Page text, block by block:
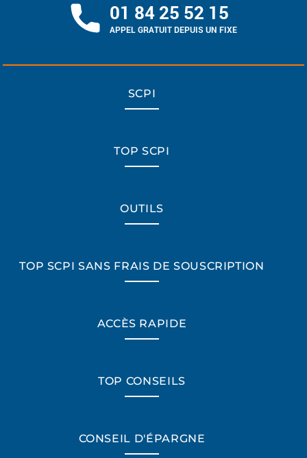
01 84 25 52 15
APPEL GRATUIT DEPUIS UN FIXE
SCPI
TOP SCPI
OUTILS
TOP SCPI SANS FRAIS DE SOUSCRIPTION
ACCÈS RAPIDE
TOP CONSEILS
CONSEIL D'ÉPARGNE